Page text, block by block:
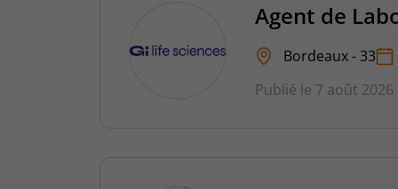
Agent de
Bordeaux - 33
Publié le 7 août 2026